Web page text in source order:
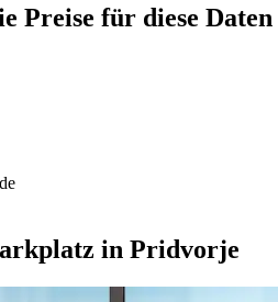
Preise für diese Daten
in Pridvorje